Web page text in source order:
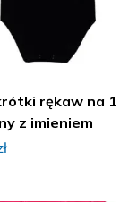
z imieniem